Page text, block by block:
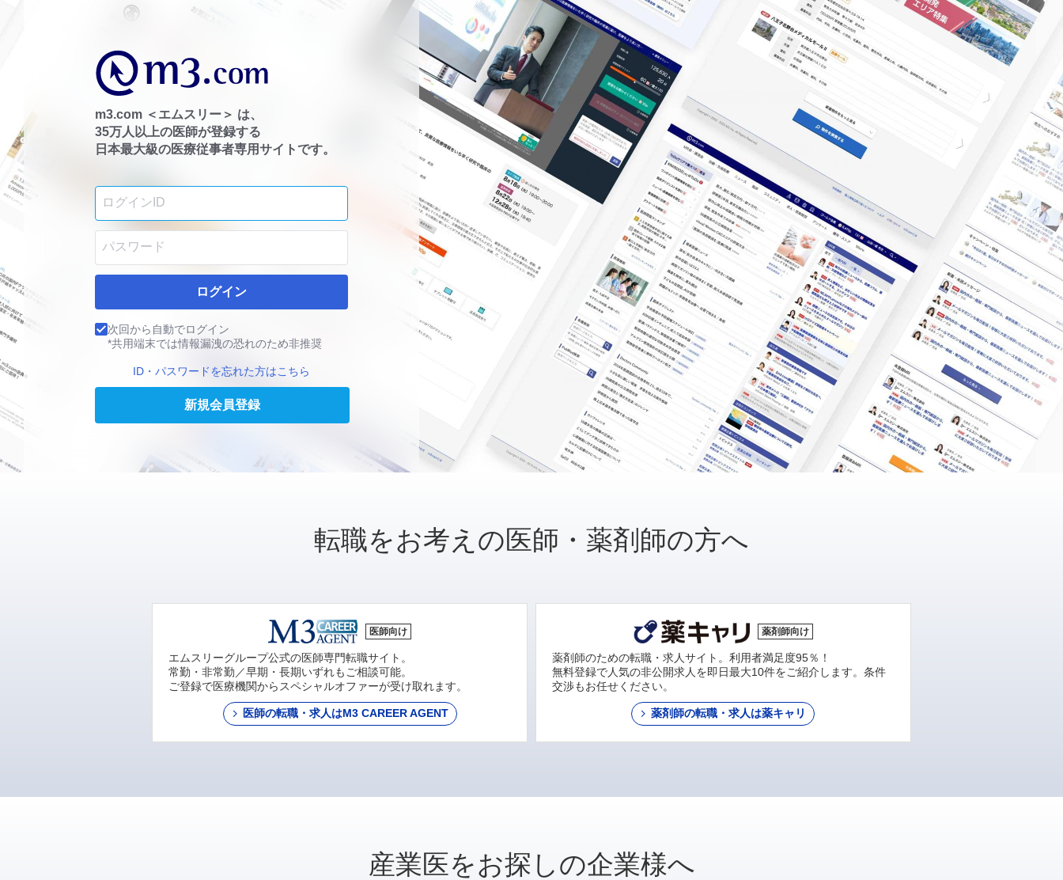
m3.com ＜エムスリー＞ は、
35万人以上の医師が登録する
日本最大級の医療従事者専用サイトです。
ログイン
次回から自動でログイン
*共用端末では情報漏洩の恐れのため非推奨
ID・パスワードを忘れた方はこちら
新規会員登録
転職をお考えの医師・薬剤師の方へ
医師向け
エムスリーグループ公式の医師専門転職サイト。
常勤・非常勤／早期・長期いずれもご相談可能。
ご登録で医療機関からスペシャルオファーが受け取れます。
医師の転職・求人はM3 CAREER AGENT
薬剤師向け
薬剤師のための転職・求人サイト。利用者満足度95％！
無料登録で人気の非公開求人を即日最大10件をご紹介します。条件
交渉もお任せください。
薬剤師の転職・求人は薬キャリ
産業医をお探しの企業様へ